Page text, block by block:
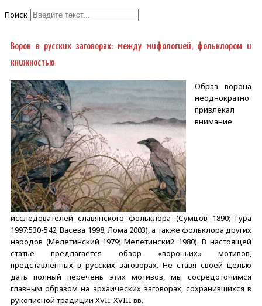
Поиск
results.
Ворон в русских заговорах: между мифологией, фольклором и
книжностью
Образ ворона
неоднократно
привлекал
внимание
исследователей славянского фольклора (Сумцов 1890; Гура
1997:530-542; Васева 1998; Лома 2003), а также фольклора других
народов (Мелетинский 1979; Мелетинский 1980). В настоящей
статье предлагается обзор «вороньих» мотивов,
представленных в русских заговорах. Не ставя своей целью
дать полный перечень этих мотивов, мы сосредоточимся
главным образом на архаических заговорах, сохранившихся в
рукописной традиции XVII-XVIII вв.